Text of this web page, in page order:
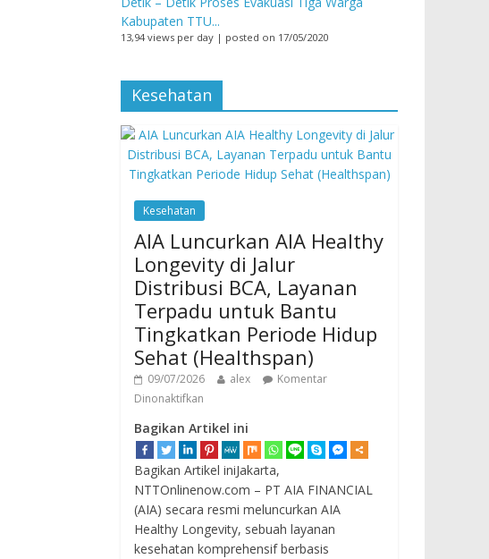
Kabupaten TTU...
13,94 views per day | posted on 17/05/2020
Kesehatan
Kesehatan
AIA Luncurkan AIA Healthy
Longevity di Jalur
Distribusi BCA, Layanan
Terpadu untuk Bantu
Tingkatkan Periode Hidup
Sehat (Healthspan)
09/07/2026 alex
Komentar
Dinonaktifkan
Bagikan Artikel ini
Bagikan Artikel iniJakarta,
NTTOnlinenow.com – PT AIA FINANCIAL
(AIA) secara resmi meluncurkan AIA
Healthy Longevity, sebuah layanan
kesehatan komprehensif berbasis